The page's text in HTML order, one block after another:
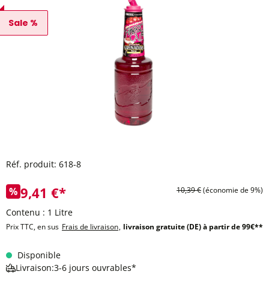
Sale %
Réf. produit: 618-8
% 9,41 €* 10,39 €(économie de 9%)
Contenu : 1 Litre
Prix TTC, en sus Frais de livraison, livraison gratuite (DE) à partir de 99€**
Disponible
Livraison:3-6 jours ouvrables*